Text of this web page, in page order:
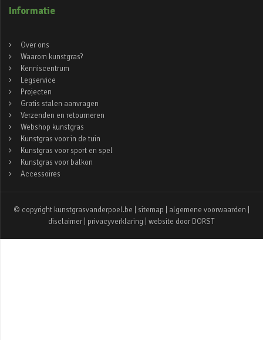
Informatie
Over ons
Waarom kunstgras?
Kenniscentrum
Legservice
Projecten
Gratis stalen aanvragen
Verzenden en retourneren
Webshop kunstgras
Kunstgras voor in de tuin
Kunstgras voor sport en spel
Kunstgras voor balkon
Accessoires
© copyright kunstgrasvanderpoel.be | sitemap algemene voorwaarden
disclaimer
privacyverklaring | website door DORST